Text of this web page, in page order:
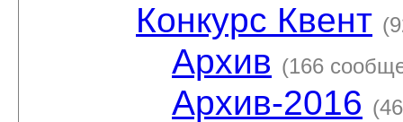
Конкурс Квент
Архив (166
Архив-2016